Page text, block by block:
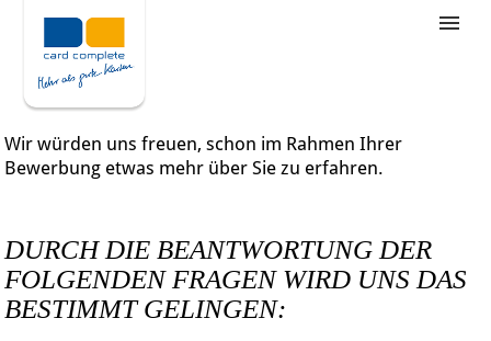
Stellenangebote
Unternehmensziele
Was wir bieten
Wir würden uns freuen, schon im Rahmen Ihrer
Bewerbung etwas mehr über Sie zu erfahren.
DURCH DIE BEANTWORTUNG DER
FOLGENDEN FRAGEN WIRD UNS DAS
BESTIMMT GELINGEN: